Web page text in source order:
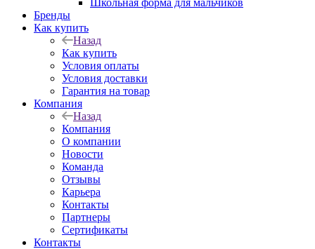
Школьная форма для мальчиков
Бренды
Как купить
Назад
Как купить
Условия оплаты
Условия доставки
Гарантия на товар
Компания
Назад
Компания
О компании
Новости
Команда
Отзывы
Карьера
Контакты
Партнеры
Сертификаты
Контакты